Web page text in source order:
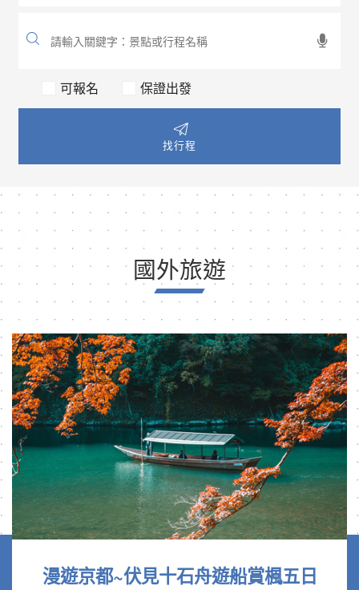
可報名 保證出發
找行程
國外旅遊
漫遊京都~伏見十石舟遊船賞楓五日